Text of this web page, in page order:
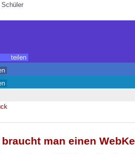
teilen
braucht man einen